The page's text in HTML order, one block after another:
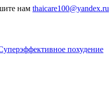
нам thaicare100@yandex.ru
похудение